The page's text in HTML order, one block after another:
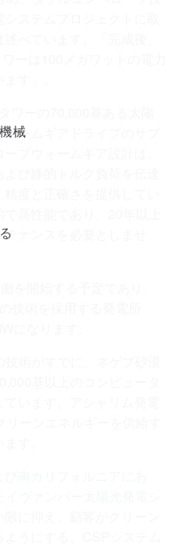
械
ステムプロジェクトに取
べています。「完成後、
ーは100メガワットの電力
す」。
ーの70,000基ある太陽
ームギアドライブのサプ
プウォームギア設計は、
び静的トルク負荷を伝達
度と正確さを提供してい
高性能であり、20年以上
ナンスを必要としませ
を開始する予定であり、
技術を採用する発電所
になります。
術がすでに、ネゲブ砂漠
基以上のコンピュータ
います。アシャリム発電
ーンエネルギーを供給す
す。
ヴァンパー太陽光発電シ
に抑え、顧客がクリーン
うにする、CSPシステム